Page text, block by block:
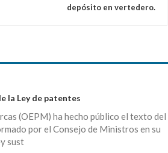
depósito en vertedero.
la Ley de patentes
(OEPM) ha hecho público el texto del
por el Consejo de Ministros en su
sust